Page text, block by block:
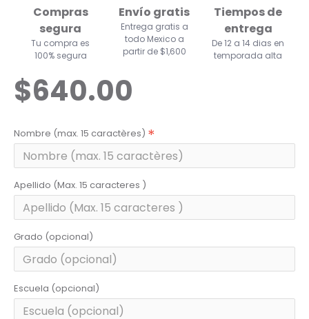
Compras
segura
Tu compra es
100% segura
Envío gratis
Entrega gratis a
todo Mexico a
partir de $1,600
Tiempos de
entrega
De 12 a 14 dias en
temporada alta
$640.00
Nombre (max. 15 caractères)
Apellido (Max. 15 caracteres )
Grado (opcional)
Escuela (opcional)